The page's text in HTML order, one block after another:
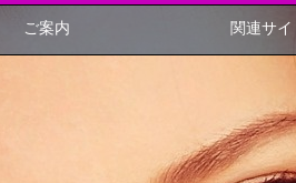
ご案内 関連サイ